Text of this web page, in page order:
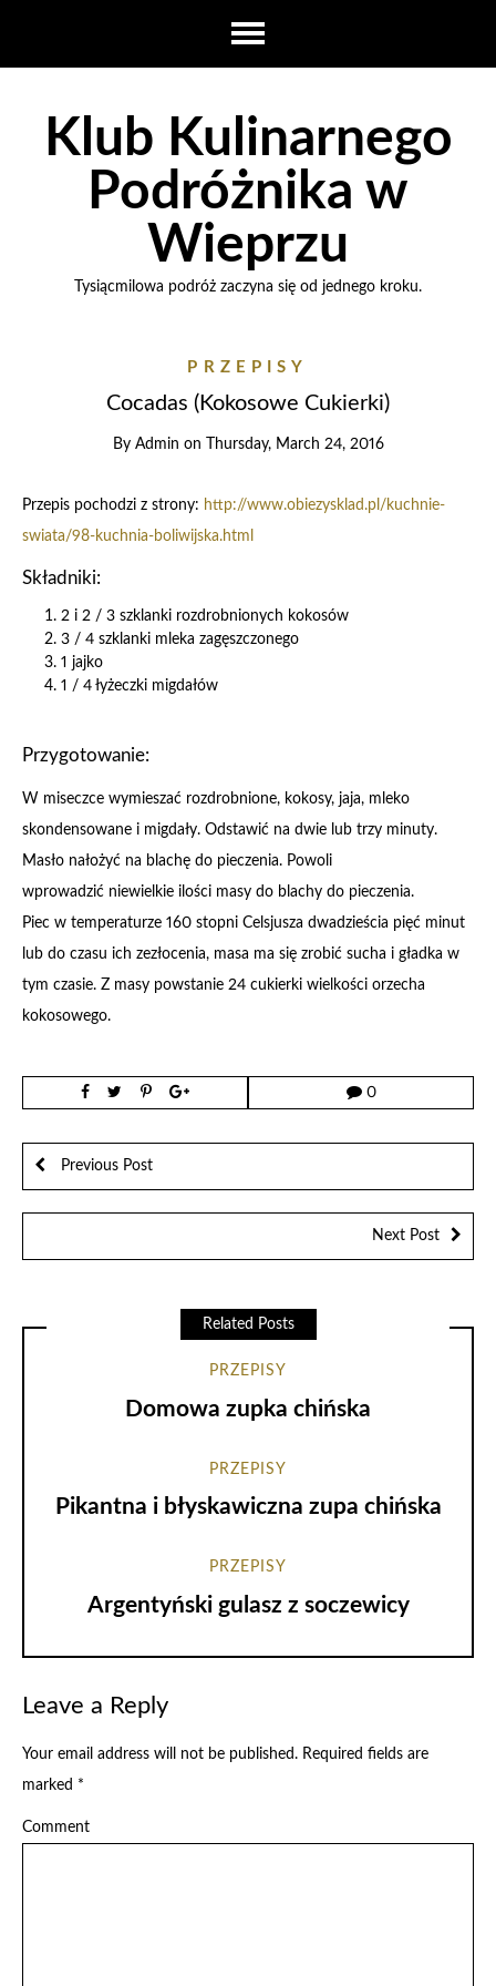
Klub Kulinarnego
Podróżnika w
Wieprzu
Tysiącmilowa podróż zaczyna się od jednego kroku.
PRZEPISY
Cocadas (Kokosowe Cukierki)
By Admin on Thursday, March 24, 2016
Przepis pochodzi z strony: http://www.obiezysklad.pl/ kuchnie-
swiata/98-kuchnia-boliwijska.html
Składniki:
2 i 2 / 3 szklanki rozdrobnionych kokosów
3 / 4 szklanki mleka zagęszczonego
1 jajko
1 / 4 łyżeczki migdałów
Przygotowanie:
W miseczce wymieszać rozdrobnione, kokosy, jaja, mleko
skondensowane i migdały. Odstawić na dwie lub trzy minuty.
Masło nałożyć na blachę do pieczenia. Powoli
wprowadzić niewielkie ilości masy do blachy do pieczenia.
Piec w temperaturze 160 stopni Celsjusza dwadzieścia pięć minut
lub do czasu ich zezłocenia, masa ma się zrobić sucha i gładka w
tym czasie. Z masy powstanie 24 cukierki wielkości orzecha
kokosowego.
0
Previous Post
Next Post
Related Posts
PRZEPISY
Domowa zupka chińska
PRZEPISY
Pikantna i błyskawiczna zupa chińska
PRZEPISY
Argentyński gulasz z soczewicy
Leave a Reply
Your email address will not be published.Required fields are
marked *
Comment